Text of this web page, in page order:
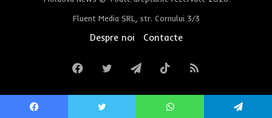
Fluent Media SRL, str. Cornului 3/3
Despre noi Contacte
FacebookTwitterTelegramTikTokRSS